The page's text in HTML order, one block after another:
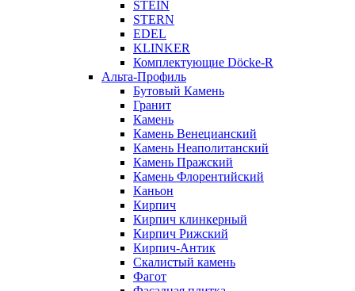
STEIN
STERN
EDEL
KLINKER
Комплектующие Döcke-R
Альта-Профиль
Бутовый Камень
Гранит
Камень
Камень Венецианский
Камень Неаполитанский
Камень Пражский
Камень Флорентийский
Каньон
Кирпич
Кирпич клинкерный
Кирпич Рижский
Кирпич-Антик
Скалистый камень
Фагот